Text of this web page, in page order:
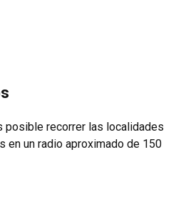
posible recorrer las localidades
en un radio aproximado de 150